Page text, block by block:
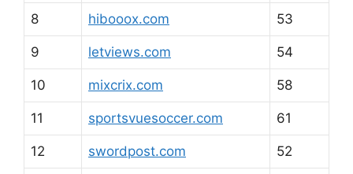
8 hibooox.com 53
9 letviews.com 54
10 mixcrix.com 58
11 sportsvuesoccer.com 61
12 swordpost.com 52